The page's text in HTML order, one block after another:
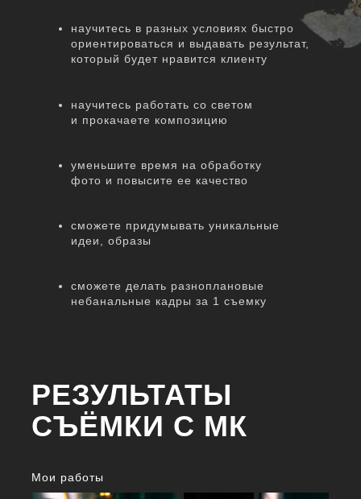
научитесь работать со светом
и прокачаете композицию
научитесь в разных условиях быстро
ориентироваться и выдавать результат,
который будет нравится клиенту
сможете делать разноплановые
небанальные кадры за 1 съемку
уменьшите время на обработку
фото и повысите ее качество
сможете придумывать уникальные
идеи, образы
РЕЗУЛЬТАТЫ
СЪЁМКИ С МК
Мои работы